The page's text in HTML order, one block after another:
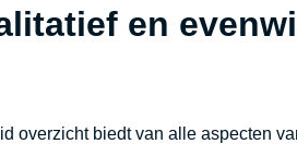
en
overzicht biedt van alle aspecten